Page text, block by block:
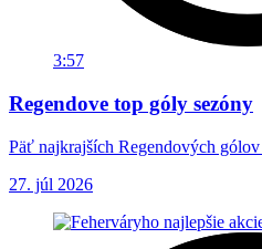
3:57
Regendove top góly sezóny
Päť najkrajších Regendových
27. júl 2026